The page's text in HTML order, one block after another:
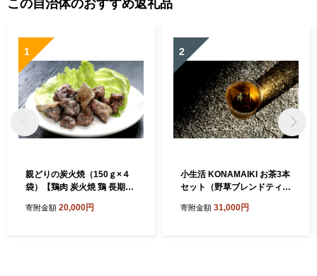
この自治体のおすすめ返礼品
1
親どりの炭火焼（150ｇ×４
袋）【鶏肉 炭火焼 鶏 長期飼
凍 国産 島根県 大田市】
寄附金額 20,000円
2
小生活 KONAMAIKI お茶3本
セット（野草ブレンドティ
茶 ティーバック 健康茶 ノン
寄附金額 31,000円